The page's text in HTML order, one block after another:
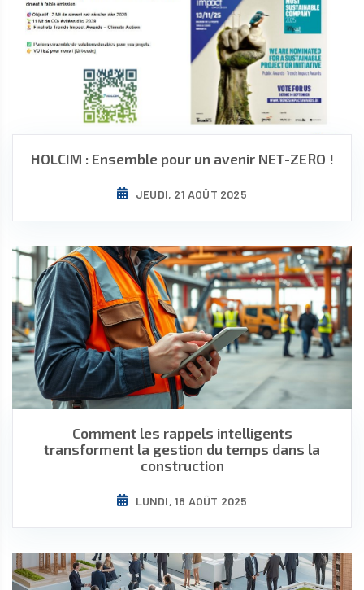
HOLCIM : Ensemble pour un avenir NET-ZERO !
JEUDI, 21 AOÛT 2025
Comment les rappels intelligents
transforment la gestion du temps dans la
construction
LUNDI, 18 AOÛT 2025